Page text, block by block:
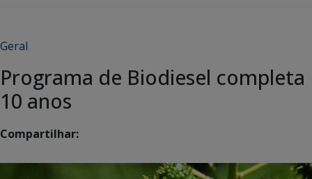
Geral
Programa de Biodiesel completa
10 anos
Compartilhar: